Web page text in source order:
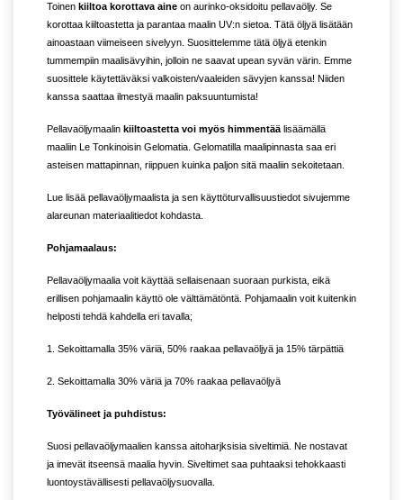
Toinen kiiltoa korottava aine on aurinko-oksidoitu pellavaöljy. Se
korottaa kiiltoastetta ja parantaa maalin UV:n sietoa. Tätä öljyä lisätään
ainoastaan viimeiseen sivelyyn. Suosittelemme tätä öljyä etenkin
tummempiin maalisävyihin, jolloin ne saavat upean syvän värin. Emme
suosittele käytettäväksi valkoisten/vaaleiden sävyjen kanssa! Niiden
kanssa saattaa ilmestyä maalin paksuuntumista!
Pellavaöljymaalin kiiltoastetta voi myös himmentää lisäämällä
maaliin Le Tonkinoisin Gelomatia. Gelomatilla maalipinnasta saa eri
asteisen mattapinnan, riippuen kuinka paljon sitä maaliin sekoitetaan.
Lue lisää pellavaöljymaalista ja sen käyttöturvallisuustiedot sivujemme
alareunan materiaalitiedot kohdasta.
Pohjamaalaus:
Pellavaöljymaalia voit käyttää sellaisenaan suoraan purkista, eikä
erillisen pohjamaalin käyttö ole välttämätöntä. Pohjamaalin voit kuitenkin
helposti tehdä kahdella eri tavalla;
1. Sekoittamalla 35% väriä, 50% raakaa pellavaöljyä ja 15% tärpättiä
2. Sekoittamalla 30% väriä ja 70% raakaa pellavaöljyä
Työvälineet ja puhdistus:
Suosi pellavaöljymaalien kanssa aitoharjksisia siveltimiä. Ne nostavat
ja imevät itseensä maalia hyvin. Siveltimet saa puhtaaksi tehokkaasti
luontoystävällisesti pellavaöljysuovalla.